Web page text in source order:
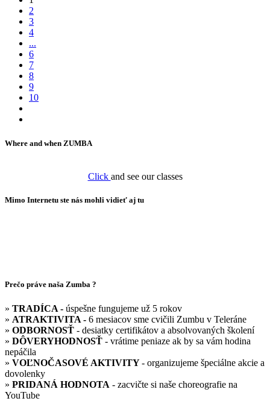
2
3
4
...
6
7
8
9
10
Where and when ZUMBA
Click and see our classes
Mimo Internetu ste nás mohli vidieť aj tu
Prečo práve naša Zumba ?
» TRADÍCA - úspešne fungujeme už 5 rokov
» ATRAKTIVITA - 6 mesiacov sme cvičili Zumbu v Teleráne
» ODBORNOSŤ - desiatky certifikátov a absolvovaných školení
» DÔVERYHODNOSŤ - vrátime peniaze ak by sa vám hodina
nepáčila
» VOĽNOČASOVÉ AKTIVITY- organizujeme špeciálne akcie a
dovolenky
» PRIDANÁ HODNOTA - zacvičte si naše choreografie na
YouTube